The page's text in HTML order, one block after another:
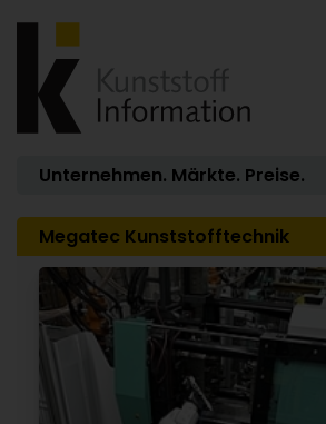
Unternehmen. Märkte. Preise.
Megatec Kunststofftechnik